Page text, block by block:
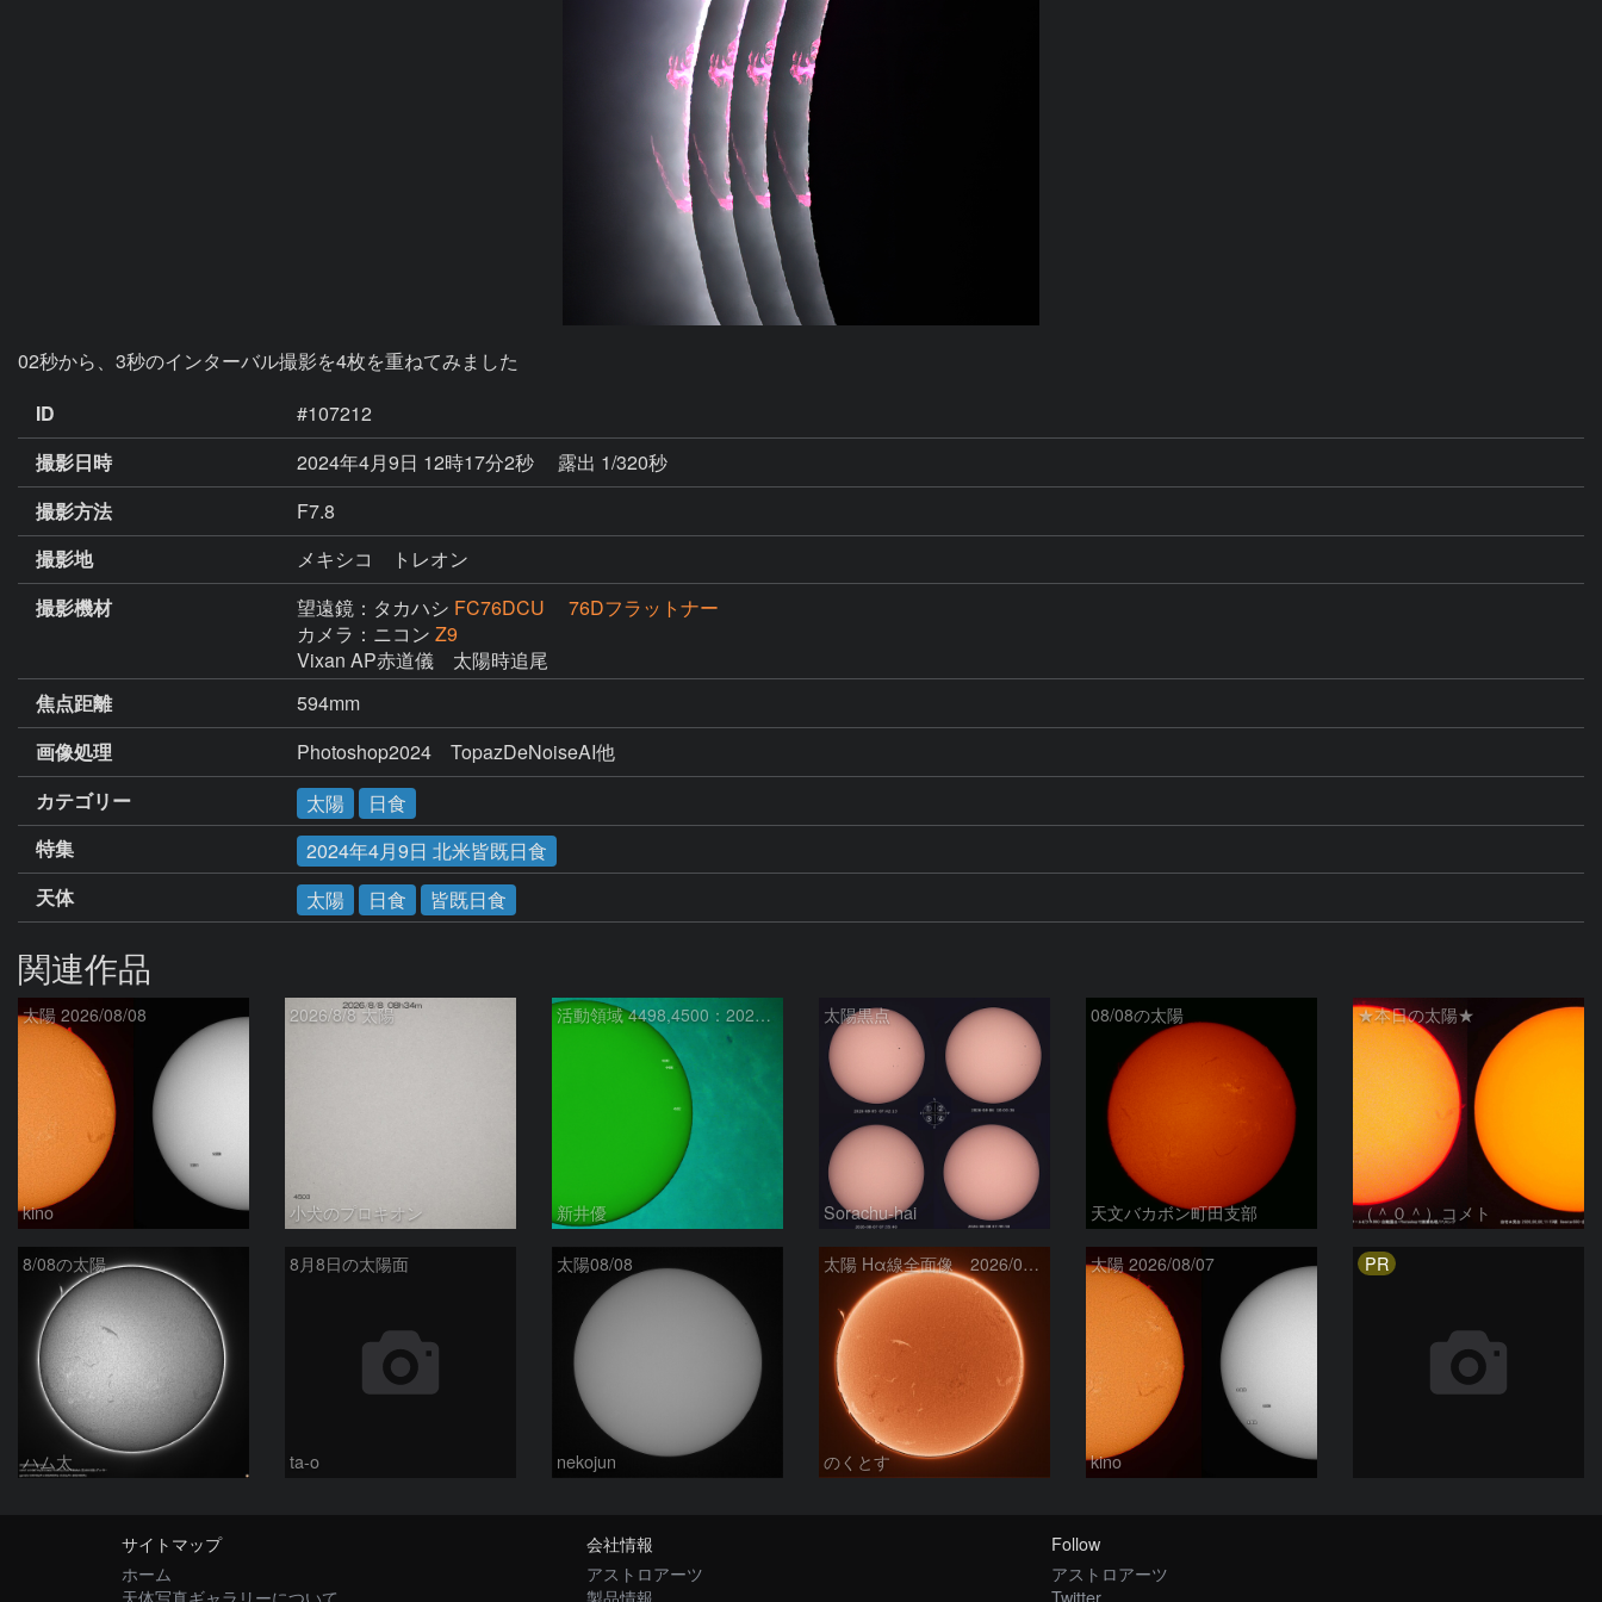
02秒から、3秒のインターバル撮影を4枚を重ねてみました
ID
#107212
撮影日時
2024年4月9日 12時17分2秒
露出 1/320秒
撮影方法
F7.8
撮影地
メキシコ トレオン
撮影機材
望遠鏡：タカハシ FC76DCU 76Dフラットナー
カメラ：ニコン Z9
Vixan AP赤道儀　太陽時追尾
焦点距離
594mm
画像処理
Photoshop2024　TopazDeNoiseAI他
カテゴリー
太陽
日食
特集
2024年4月9日 北米皆既日食
天体
太陽 日食 皆既日食
関連作品
太陽 2026/08/08
kino
2026/8/8 太陽
小犬のプロキオン
活動領域 4498,4500：2026/08/08
新井優
太陽黒点
Sorachu-hai
08/08の太陽
天文バカボン町田支部
★本日の太陽★
（＾０＾）コメト
8/08の太陽
ハム太
8月8日の太陽面
ta-o
太陽08/08
nekojun
太陽 Hα線全面像 2026/08/08
のくとす
太陽 2026/08/07
kino
PR
サイトマップ
ホーム
天体写真ギャラリーについて
会社情報
アストロアーツ
製品情報
Follow
アストロアーツ
Twitter